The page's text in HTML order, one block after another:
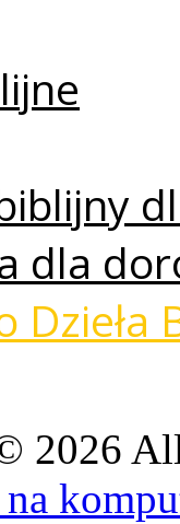
dla
2026